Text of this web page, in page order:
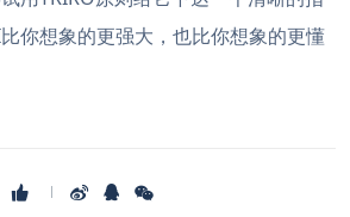
你想象的更强大，也比你想象的更懂